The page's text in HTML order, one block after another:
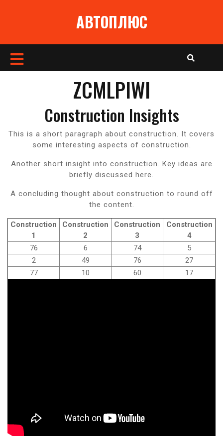
АВТОПЛЮС
Кнопка
ZCMLPIWI
Construction Insights
This is a short paragraph about construction. It covers
some interesting aspects of construction.
Another short insight into construction. Key ideas are
briefly discussed here.
A concluding thought about construction to round off
the content.
Construction
1
Construction
2
Construction
3
Construction
4
76
6 74
5
2
49 76
27
77
10 60 17